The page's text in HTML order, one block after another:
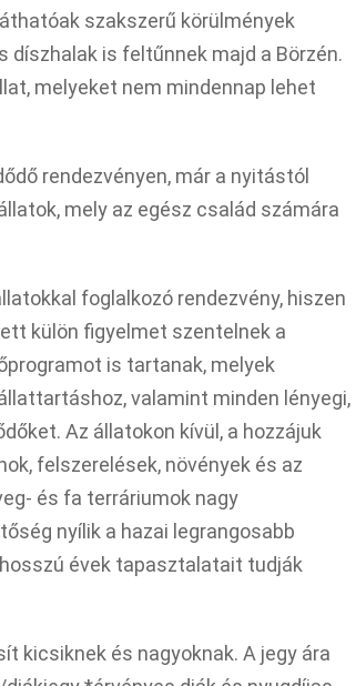
szakszerű körülmények
díszhalak is feltűnnek majd a Börzén.
melyeket nem mindennap lehet
rendezvényen, már a nyitástól
mely az egész család számára
foglalkozó rendezvény, hiszen
külön figyelmet szentelnek a
is tartanak, melyek
valamint minden lényegi,
Az állatokon kívül, a hozzájuk
felszerelések, növények és az
és fa terráriumok nagy
nyílik a hazai legrangosabb
évek tapasztalatait tudják
kicsiknek és nagyoknak. A jegy ára